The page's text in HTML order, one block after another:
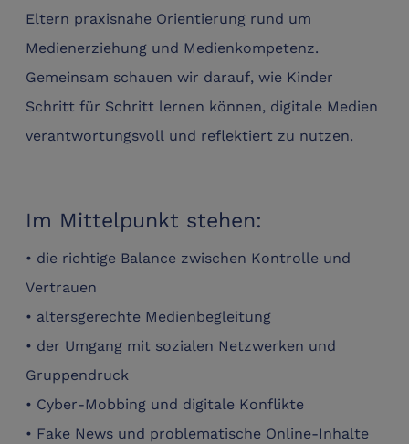
Eltern praxisnahe Orientierung rund um
Medienerziehung und Medienkompetenz.
Gemeinsam schauen wir darauf, wie Kinder
Schritt für Schritt lernen können, digitale Medien
verantwortungsvoll und reflektiert zu nutzen.
Im Mittelpunkt stehen:
• die richtige Balance zwischen Kontrolle und
Vertrauen
• altersgerechte Medienbegleitung
• der Umgang mit sozialen Netzwerken und
Gruppendruck
• Cyber-Mobbing und digitale Konflikte
• Fake News und problematische Online-Inhalte